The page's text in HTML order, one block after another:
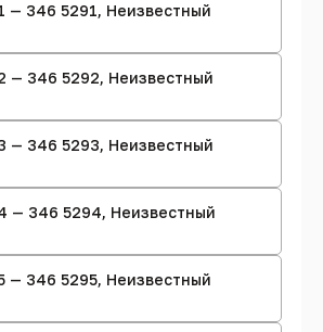
— 346 5291, Неизвестный
— 346 5292, Неизвестный
— 346 5293, Неизвестный
— 346 5294, Неизвестный
— 346 5295, Неизвестный